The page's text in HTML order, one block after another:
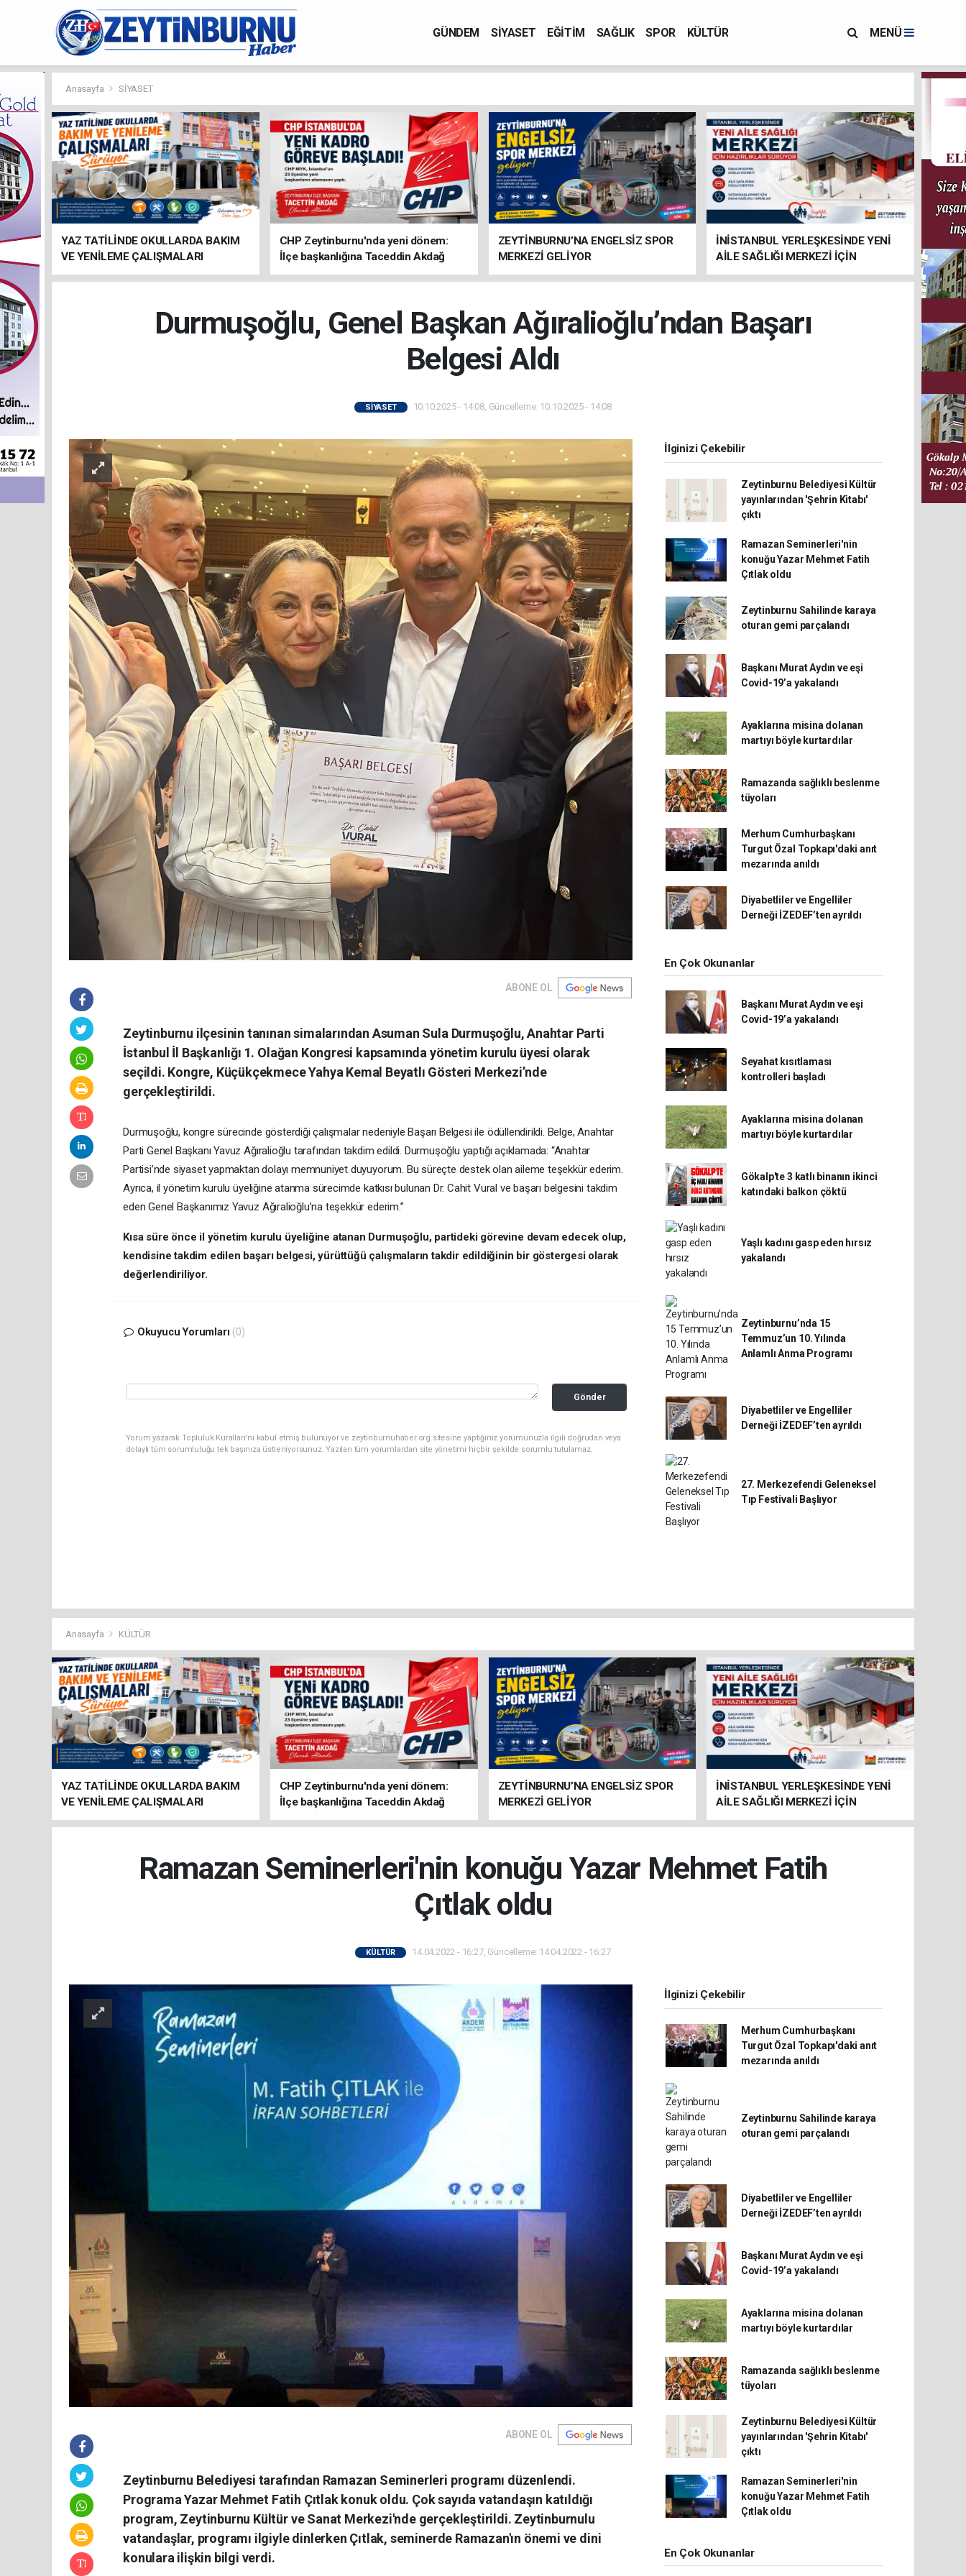
GÜNDEM SİYASET EĞİTİM SAĞLIK SPOR KÜLTÜR MENÜ
Anasayfa SİYASET
YAZ TATİLİNDE OKULLARDA BAKIM
VE YENİLEME ÇALIŞMALARI
SÜRÜYOR
CHP Zeytinburnu'nda yeni dönem:
İlçe başkanlığına Taceddin Akdağ
atandı
ZEYTİNBURNU’NA ENGELSİZ SPOR
MERKEZİ GELİYOR
İNİSTANBUL YERLEŞKESİNDE YENİ
AİLE SAĞLIĞI MERKEZİ İÇİN
HAZIRLIKLAR SÜRÜYOR
Durmuşoğlu, Genel Başkan Ağıralioğlu’ndan Başarı
Belgesi Aldı
SİYASET 10.10.2025 - 14:08, Güncelleme: 10.10.2025 - 14:08
ABONE OL
Zeytinburnu ilçesinin tanınan simalarından Asuman Sula Durmuşoğlu, Anahtar Parti
İstanbul İl Başkanlığı 1. Olağan Kongresi kapsamında yönetim kurulu üyesi olarak
seçildi. Kongre, Küçükçekmece Yahya Kemal Beyatlı Gösteri Merkezi’nde
gerçekleştirildi.
Durmuşoğlu, kongre sürecinde gösterdiği çalışmalar nedeniyle Başarı Belgesi ile ödüllendirildi. Belge, Anahtar
Parti Genel Başkanı Yavuz Ağıralioğlu tarafından takdim edildi. Durmuşoğlu yaptığı açıklamada: “Anahtar
Partisi’nde siyaset yapmaktan dolayı memnuniyet duyuyorum. Bu süreçte destek olan aileme teşekkür ederim.
Ayrıca, il yönetim kurulu üyeliğine atanma sürecimde katkısı bulunan Dr. Cahit Vural ve başarı belgesini takdim
eden Genel Başkanımız Yavuz Ağıralioğlu’na teşekkür ederim.”
Kısa süre önce il yönetim kurulu üyeliğine atanan Durmuşoğlu, partideki görevine devam edecek olup,
kendisine takdim edilen başarı belgesi, yürüttüğü çalışmaların takdir edildiğinin bir göstergesi olarak
değerlendiriliyor.
Okuyucu Yorumları (0)
Gönder
Yorum yazarak Topluluk Kuralları’nı kabul etmiş bulunuyor ve zeytinburnuhaber.org sitesine yaptığınız yorumunuzla ilgili doğrudan veya
dolaylı tüm sorumluluğu tek başınıza üstleniyorsunuz. Yazılan tüm yorumlardan site yönetimi hiçbir şekilde sorumlu tutulamaz.
İlginizi Çekebilir
Zeytinburnu Belediyesi Kültür
yayınlarından 'Şehrin Kitabı'
çıktı
Ramazan Seminerleri'nin
konuğu Yazar Mehmet Fatih
Çıtlak oldu
Zeytinburnu Sahilinde karaya
oturan gemi parçalandı
Başkanı Murat Aydın ve eşi
Covid-19’a yakalandı
Ayaklarına misina dolanan
martıyı böyle kurtardılar
Ramazanda sağlıklı beslenme
tüyoları
Merhum Cumhurbaşkanı
Turgut Özal Topkapı'daki anıt
mezarında anıldı
Diyabetliler ve Engelliler
Derneği İZEDEF’ten ayrıldı
En Çok Okunanlar
Başkanı Murat Aydın ve eşi
Covid-19’a yakalandı
Seyahat kısıtlaması
kontrolleri başladı
Ayaklarına misina dolanan
martıyı böyle kurtardılar
Gökalp'te 3 katlı binanın ikinci
katındaki balkon çöktü
Yaşlı kadını gasp eden hırsız
yakalandı
Zeytinburnu’nda 15
Temmuz’un 10. Yılında
Anlamlı Anma Programı
Diyabetliler ve Engelliler
Derneği İZEDEF’ten ayrıldı
27. Merkezefendi Geleneksel
Tıp Festivali Başlıyor
Anasayfa KÜLTÜR
YAZ TATİLİNDE OKULLARDA BAKIM
VE YENİLEME ÇALIŞMALARI
SÜRÜYOR
CHP Zeytinburnu'nda yeni dönem:
İlçe başkanlığına Taceddin Akdağ
atandı
ZEYTİNBURNU’NA ENGELSİZ SPOR
MERKEZİ GELİYOR
İNİSTANBUL YERLEŞKESİNDE YENİ
AİLE SAĞLIĞI MERKEZİ İÇİN
HAZIRLIKLAR SÜRÜYOR
Ramazan Seminerleri'nin konuğu Yazar Mehmet Fatih
Çıtlak oldu
KÜLTÜR 14.04.2022 - 16:27, Güncelleme: 14.04.2022 - 16:27
ABONE OL
Zeytinburnu Belediyesi tarafından Ramazan Seminerleri programı düzenlendi.
Programa Yazar Mehmet Fatih Çıtlak konuk oldu. Çok sayıda vatandaşın katıldığı
program, Zeytinburnu Kültür ve Sanat Merkezi'nde gerçekleştirildi. Zeytinburnulu
vatandaşlar, programı ilgiyle dinlerken Çıtlak, seminerde Ramazan'ın önemi ve dini
konulara ilişkin bilgi verdi.
İlginizi Çekebilir
Merhum Cumhurbaşkanı
Turgut Özal Topkapı'daki anıt
mezarında anıldı
Zeytinburnu Sahilinde karaya
oturan gemi parçalandı
Diyabetliler ve Engelliler
Derneği İZEDEF’ten ayrıldı
Başkanı Murat Aydın ve eşi
Covid-19’a yakalandı
Ayaklarına misina dolanan
martıyı böyle kurtardılar
Ramazanda sağlıklı beslenme
tüyoları
Zeytinburnu Belediyesi Kültür
yayınlarından 'Şehrin Kitabı'
çıktı
Ramazan Seminerleri'nin
konuğu Yazar Mehmet Fatih
Çıtlak oldu
En Çok Okunanlar